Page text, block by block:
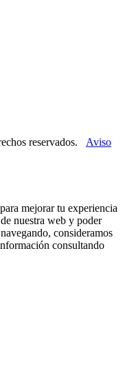
reservados. Aviso
mejorar tu experiencia
nuestra web y poder
consideramos
consultando